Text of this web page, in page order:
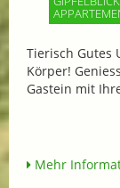
Tierisch Gutes
Körper!
Gastein mit
Mehr